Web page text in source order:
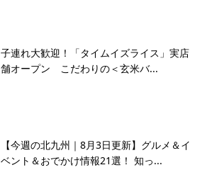
子連れ大歓迎！「タイムイズライス」実店
舗オープン こだわりの＜玄米バ...
【今週の北九州｜8月3日更新】グルメ＆イ
ベント＆おでかけ情報21選！ 知っ...